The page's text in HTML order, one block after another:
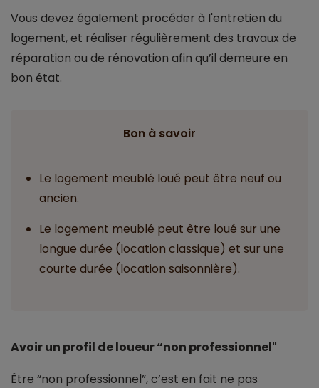
Vous devez également procéder à l'entretien du
logement, et réaliser régulièrement des travaux de
réparation ou de rénovation afin qu’il demeure en
bon état.
Bon à savoir
Le logement meublé loué peut être neuf ou
ancien.
Le logement meublé peut être loué sur une
longue durée (location classique) et sur une
courte durée (location saisonnière).
Avoir un profil de loueur “non professionnel"
Être “non professionnel”, c’est en fait ne pas